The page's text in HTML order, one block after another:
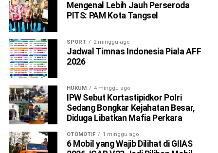
Mengenal Lebih Jauh Perseroda
PITS: PAM Kota Tangsel
SPORT 2 minggu ago
Jadwal Timnas Indonesia Piala AFF
2026
HUKUM 4 minggu ago
IPW Sebut Kortastipidkor Polri
Sedang Bongkar Kejahatan Besar,
Diduga Libatkan Mafia Perkara
OTOMOTIF 1 minggu ago
6 Mobil yang Wajib Dilihat di GIIAS